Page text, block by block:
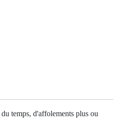
temps, d'affolements plus ou